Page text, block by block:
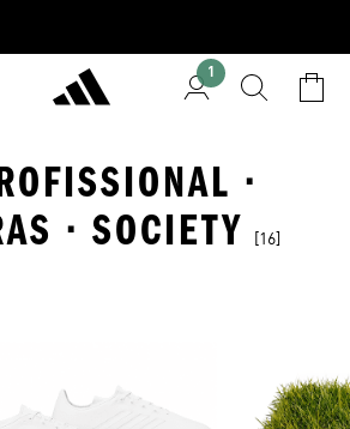
1
·
· SOCIETY
[16]